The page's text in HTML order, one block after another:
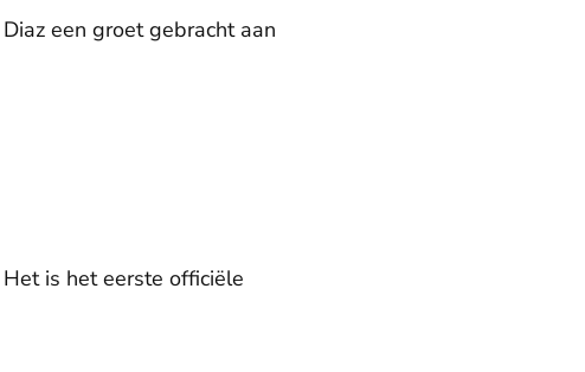
een groet gebracht aan
is het eerste officiële